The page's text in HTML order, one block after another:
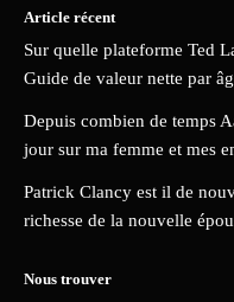
Article récent
Sur quelle plateforme Ted
Guide de valeur nette par
Depuis combien de temps
jour sur ma femme et mes
Patrick Clancy est il de
richesse de la nouvelle
Nous trouver